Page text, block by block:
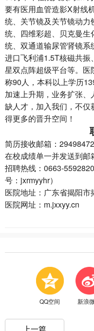
要有医用血管造影X射线
统、关节镜及关节镜动
统、四维彩超、贝克曼
统、双通道输尿管肾镜
进口飞利浦1.5T核磁共
星双点阵超级平台等。
称90人，本科以上学历
加速上升期，业务扩张
缺人才，加入我们，不
得更多的晋升空间！
简历接收邮箱：
在校成绩单一并发送到邮
招聘热线：0663-
号：jxrmyyhr）
医院地址：广东省揭阳
医院网址：m.jxxyy.cn
QQ空间 新浪
上一篇